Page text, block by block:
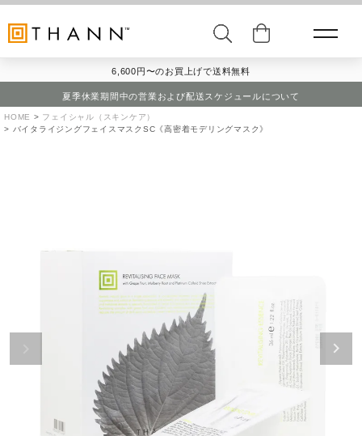
6,600円〜のお買上げで送料無料
夏季休業期間中の営業および配送スケジュールについて
HOME
フェイシャル（スキンケア）
バイタライジングフェイスマスクSC《高密着モデリングマスク》